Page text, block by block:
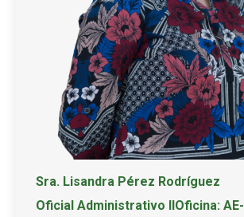
Sra. Lisandra Pérez Rodríguez
Oficial Administrativo IIOficina: AE-